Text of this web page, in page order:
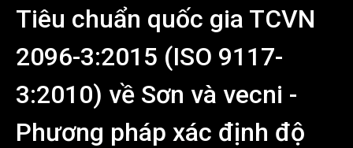
Tiêu chuẩn quốc gia TCVN
2096-3:2015 (ISO 9117-
3:2010) về Sơn và vecni -
Phương pháp xác định độ